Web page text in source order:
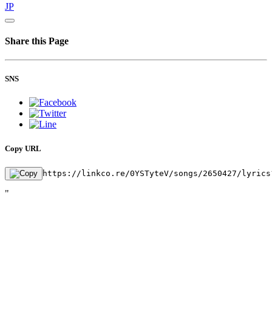
JP
Share this Page
SNS
Copy URL
https://linkco.re/0YSTyteV/songs/2650427/
"